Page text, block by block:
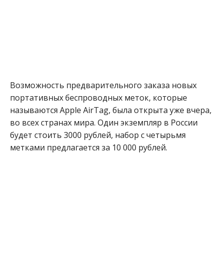
Возможность предварительного заказа новых
портативных беспроводных меток, которые
называются Apple AirTag, была открыта уже вчера,
во всех странах мира. Один экземпляр в России
будет стоить 3000 рублей, набор с четырьмя
метками предлагается за 10 000 рублей.